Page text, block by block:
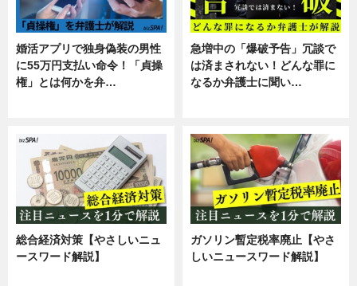
婚活アプリで独身偽装の男性
に55万円支払い命令！「貞操
権」とは何かを弁…
急増中の「爆破予告」冗談で
は済まされない！どんな罪に
なるか弁護士に聞い…
総合経済対策【やさしいニュ
ースワード解説】
ガソリン暫定税率廃止【やさ
しいニュースワード解説】